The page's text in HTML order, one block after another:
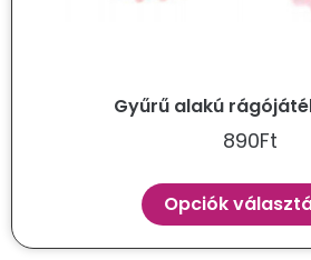
Gyűrű alakú
890Ft
Opciók